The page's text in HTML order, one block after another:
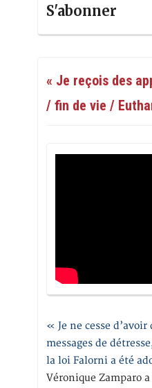
S'abonner
« Je reçois des
/ fin de vie /
« Je ne cesse
messages de
la loi Falorni a été
Véronique Zamparo